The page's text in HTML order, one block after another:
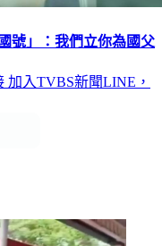
號」：我們立你為國父
加入TVBS新聞LINE，